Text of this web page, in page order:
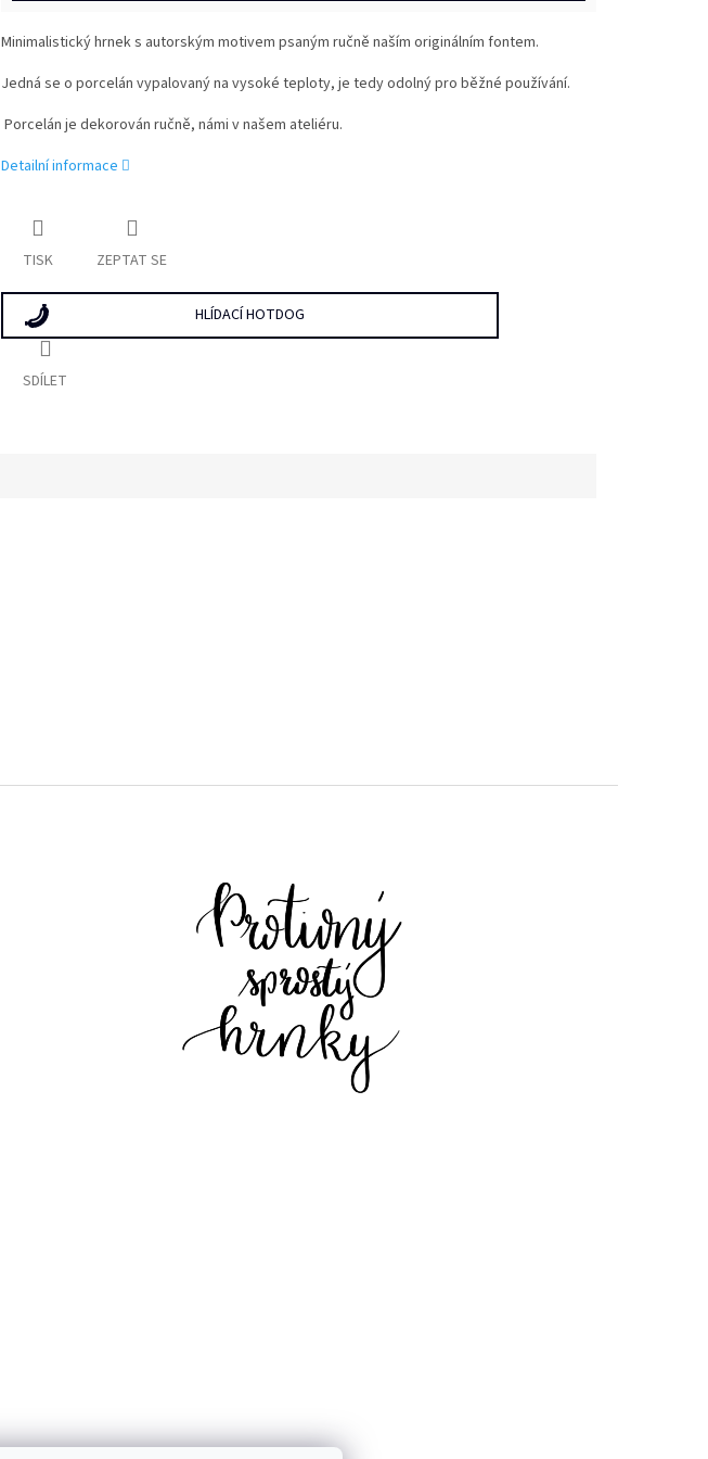
Minimalistický hrnek s autorským motivem psaným ručně naším originálním fontem.
Jedná se o porcelán vypalovaný na vysoké teploty, je tedy odolný pro běžné používání.
Porcelán je dekorován ručně, námi v našem ateliéru.
Detailní informace
TISK ZEPTAT SE
HLÍDACÍ HOTDOG
SDÍLET